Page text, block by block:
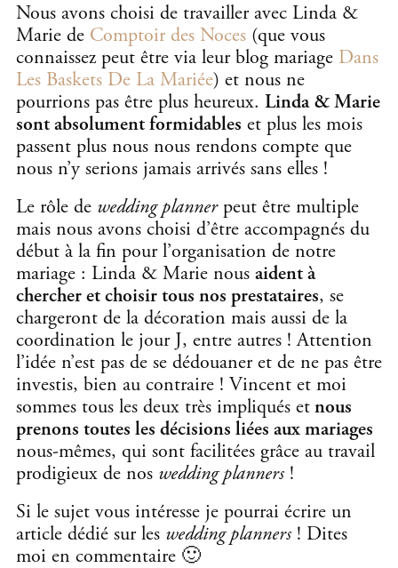
Nous avons choisi de travailler avec Linda &
Marie de Comptoir des Noces (que vous
connaissez peut être via leur blog mariage Dans
Les Baskets De La Mariée) et nous ne
pourrions pas être plus heureux. Linda & Marie
sont absolument formidables et plus les mois
passent plus nous nous rendons compte que
nous n’y serions jamais arrivés sans elles !
Le rôle de wedding plannerpeut être multiple
mais nous avons choisi d’être accompagnés du
début à la fin pour l’organisation de notre
mariage : Linda & Marie nous aident à
chercher et choisir tous nos prestataires, se
chargeront de la décoration mais aussi de la
coordination le jour J, entre autres ! Attention
l’idée n’est pas de se dédouaner et de ne pas être
investis, bien au contraire ! Vincent et moi
sommes tous les deux très impliqués etnous
prenons toutes les décisions liées aux mariages
nous-mêmes, qui sont facilitées grâce au travail
prodigieux de nos wedding planners !
Si le sujet vous intéresse je pourrai écrire un
article dédié sur les wedding planners! Dites
moi en commentaire 🙂